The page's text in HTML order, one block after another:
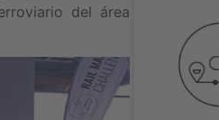
del área